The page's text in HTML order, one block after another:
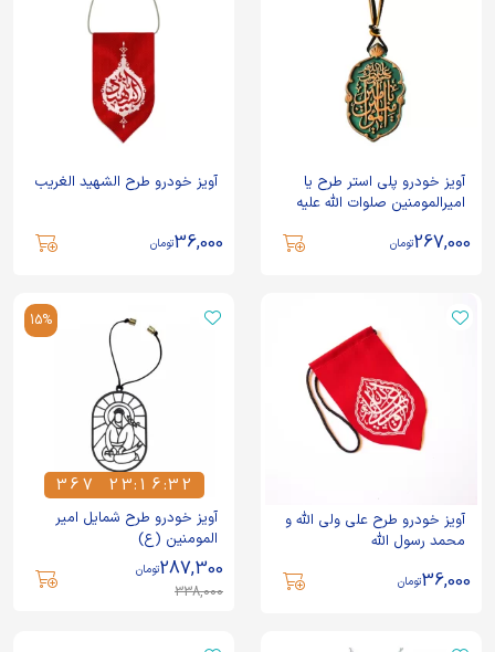
آویز خودرو پلی استر طرح یا
امیرالمومنین صلوات الله علیه
267,000تومان
آویز خودرو طرح الشهید الغریب
36,000تومان
آویز خودرو طرح علی ولی الله و
محمد رسول الله
36,000تومان
15%
3
3
6
6
7
7
2
2
3
3
:1
1
6
6
:3
3
2
2
آویز خودرو طرح شمایل امیر
المومنین (ع)
338,000
287,300تومان